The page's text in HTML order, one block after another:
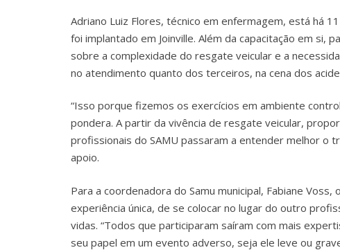
Adriano Luiz Flores, técnico em enfermagem, está há
foi implantado em Joinville. Além da capacitação em si,
sobre a complexidade do resgate veicular e a
no atendimento quanto dos terceiros, na cena dos
“Isso porque fizemos os exercícios em ambiente
pondera. A partir da vivência de resgate veicular,
profissionais do SAMU passaram a entender melhor o
apoio.
Para a coordenadora do Samu municipal, Fabiane
experiência única, de se colocar no lugar do outro
vidas. “Todos que participaram saíram com mais
seu papel em um evento adverso, seja ele leve ou